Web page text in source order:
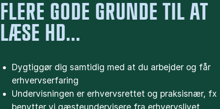
FLERE GODE GRUNDE TIL AT
LÆSE HD...
Dygtiggør dig samtidig med at du arbejder og får
erhvervserfaring
Undervisningen er erhvervsrettet og praksisnær, fx
benytter vi gæsteundervisere fra erhvervslivet